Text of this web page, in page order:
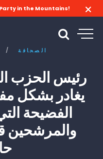
in the Mountains!
/ الصحافة
رئيس الحزب
يغادر بشكل
الفضيحة
والمرشحين